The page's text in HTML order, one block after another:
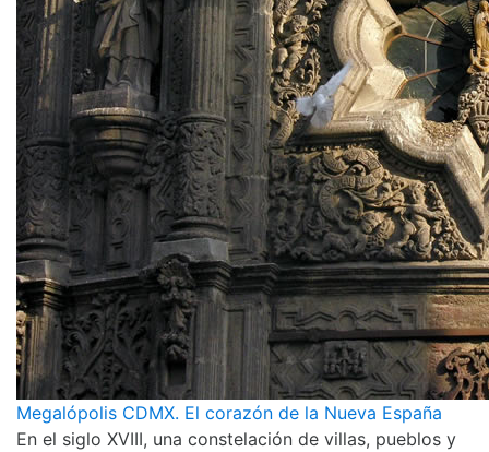
Megalópolis CDMX. El corazón de la Nueva España
En el siglo XVIII, una constelación de villas, pueblos y